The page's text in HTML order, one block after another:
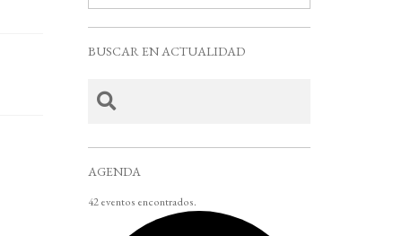
BUSCAR EN ACTUALIDAD
AGENDA
42 eventos encontrados.